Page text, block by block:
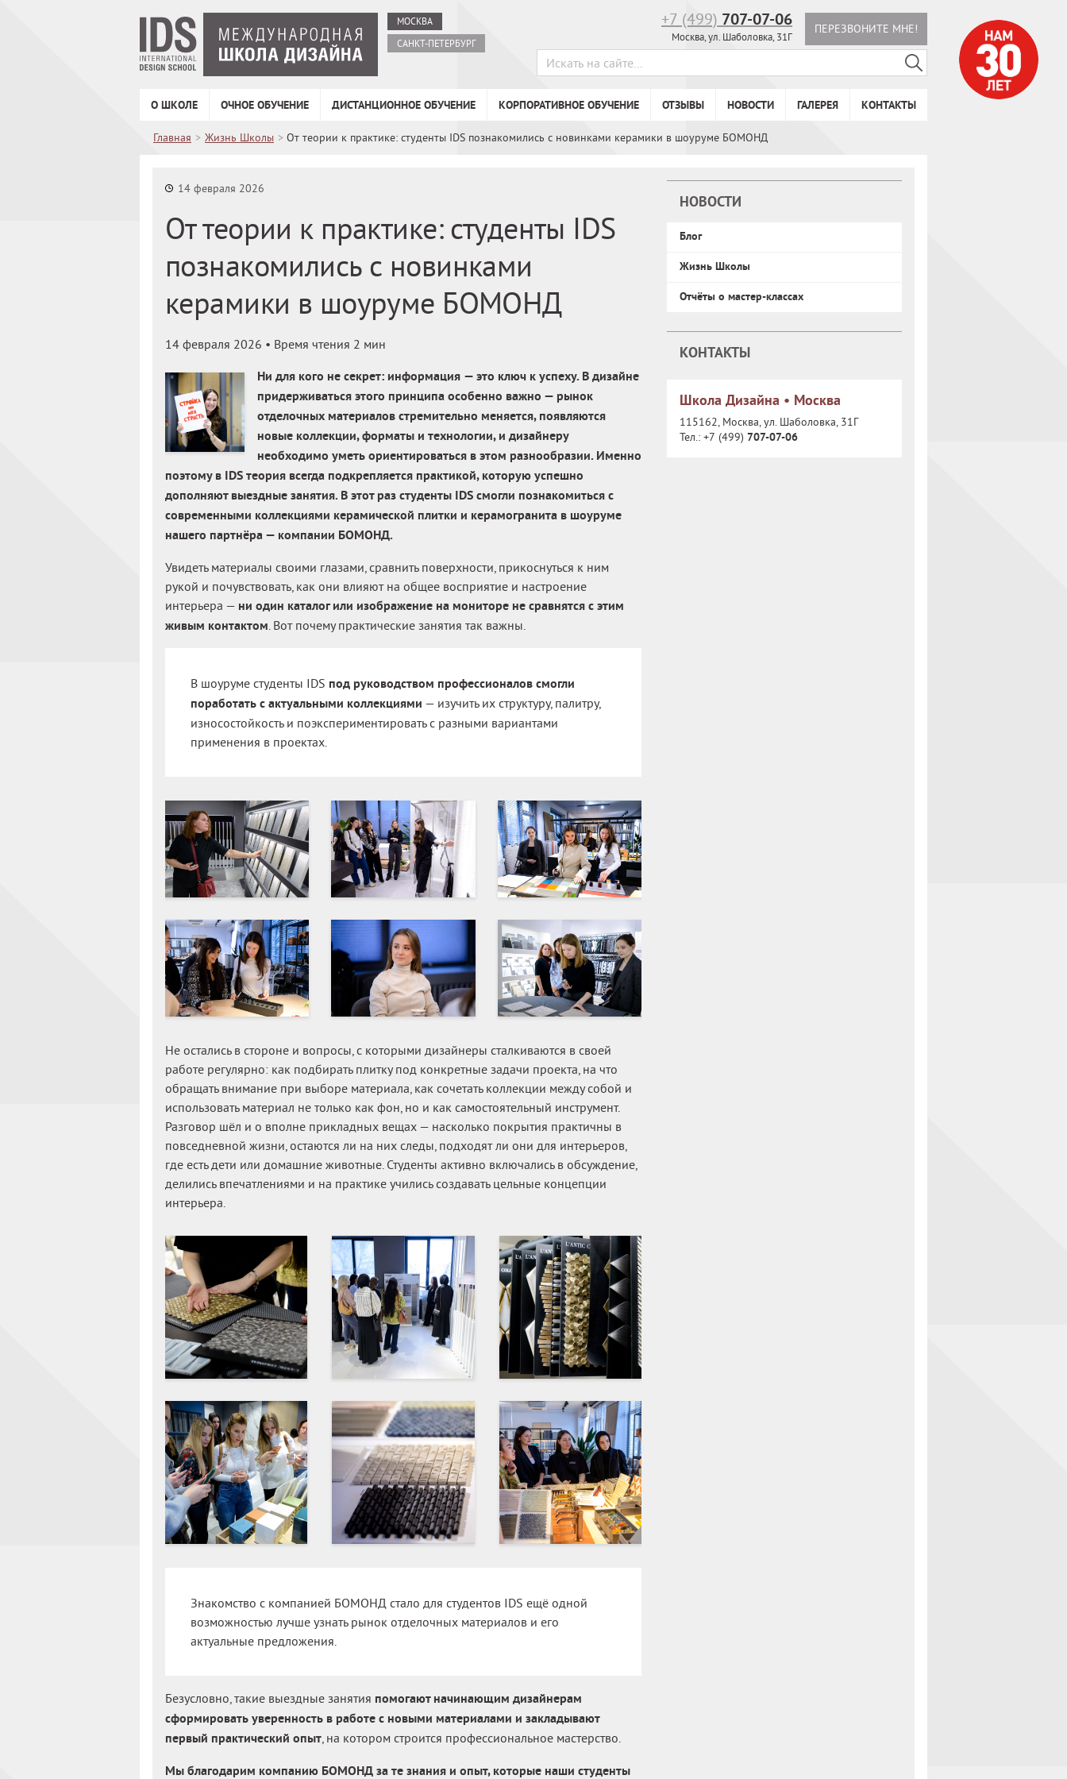
МОСКВА
САНКТ-ПЕТЕРБУРГ
ПЕРЕЗВОНИТЕ МНЕ!
+7 (499) 707-07-06
Москва, ул. Шаболовка, 31Г
О ШКОЛЕ ОЧНОЕ ОБУЧЕНИЕ ДИСТАНЦИОННОЕ ОБУЧЕНИЕ КОРПОРАТИВНОЕ ОБУЧЕНИЕ ОТЗЫВЫ НОВОСТИ ГАЛЕРЕЯ КОНТАКТЫ
Главная > Жизнь Школы > От теории к практике: студенты IDS познакомились с новинками керамики в шоуруме БОМОНД
14 февраля 2026
От теории к практике: студенты IDS
познакомились с новинками
керамики в шоуруме БОМОНД
14 февраля 2026 • Время чтения 2 мин
Ни для кого не секрет: информация — это ключ к успеху. В дизайне
придерживаться этого принципа особенно важно — рынок
отделочных материалов стремительно меняется, появляются
новые коллекции, форматы и технологии, и дизайнеру
необходимо уметь ориентироваться в этом разнообразии. Именно
поэтому в IDS теория всегда подкрепляется практикой, которую успешно
дополняют выездные занятия. В этот раз студенты IDS смогли познакомиться с
современными коллекциями керамической плитки и керамогранита в шоуруме
нашего партнёра — компании БОМОНД.
Увидеть материалы своими глазами, сравнить поверхности, прикоснуться к ним
рукой и почувствовать, как они влияют на общее восприятие и настроение
интерьера — ни один каталог или изображение на мониторе не сравнятся с этим
живым контактом. Вот почему практические занятия так важны.
В шоуруме студенты IDS под руководством профессионалов смогли
поработать с актуальными коллекциями — изучить их структуру, палитру,
износостойкость и поэкспериментировать с разными вариантами
применения в проектах.
Не остались в стороне и вопросы, с которыми дизайнеры сталкиваются в своей
работе регулярно: как подбирать плитку под конкретные задачи проекта, на что
обращать внимание при выборе материала, как сочетать коллекции между собой и
использовать материал не только как фон, но и как самостоятельный инструмент.
Разговор шёл и о вполне прикладных вещах — насколько покрытия практичны в
повседневной жизни, остаются ли на них следы, подходят ли они для интерьеров,
где есть дети или домашние животные. Студенты активно включались в обсуждение,
делились впечатлениями и на практике учились создавать цельные концепции
интерьера.
Знакомство с компанией БОМОНД стало для студентов IDS ещё одной
возможностью лучше узнать рынок отделочных материалов и его
актуальные предложения.
Безусловно, такие выездные занятия помогают начинающим дизайнерам
сформировать уверенность в работе с новыми материалами и закладывают
первый практический опыт , на котором строится профессиональное мастерство.
Мы благодарим компанию БОМОНД за те знания и опыт, которые наши студенты
НОВОСТИ
Блог
Жизнь Школы
Отчёты о мастер-классах
КОНТАКТЫ
Школа Дизайна • Москва
115162, Москва, ул. Шаболовка, 31Г
Тел.: +7 (499) 707-07-06